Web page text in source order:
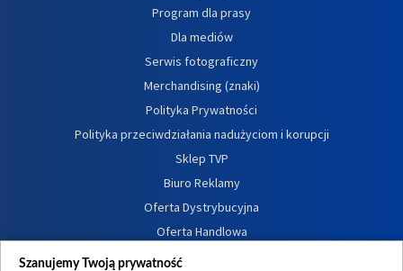
Program dla prasy
Dla mediów
Serwis fotograficzny
Merchandising (znaki)
Polityka Prywatności
Polityka przeciwdziałania nadużyciom i korupcji
Sklep TVP
Biuro Reklamy
Oferta Dystrybucyjna
Oferta Handlowa
Dostępność
Szanujemy Twoją prywatność